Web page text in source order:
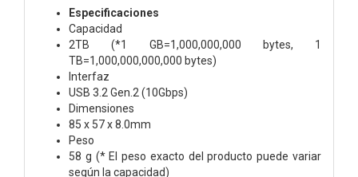
Especificaciones
Capacidad
2TB (*1 GB=1,000,000,000 bytes, 1
TB=1,000,000,000,000 bytes)
Interfaz
USB 3.2 Gen.2 (10Gbps)
Dimensiones
85 x 57 x 8.0mm
Peso
58 g (* El peso exacto del producto puede variar
según la capacidad)